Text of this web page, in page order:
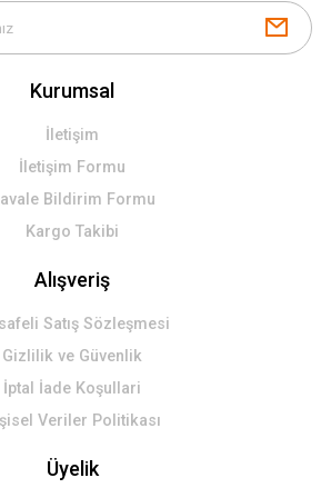
Kurumsal
İletişim
İletişim Formu
Bildirim Formu
Kargo Takibi
Alışveriş
Satış Sözleşmesi
Gizlilik ve Güvenlik
İptal İade Koşullari
Veriler Politikası
Üyelik